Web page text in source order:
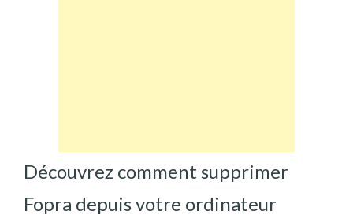
Découvrez comment supprimer
Fopra depuis votre ordinateur